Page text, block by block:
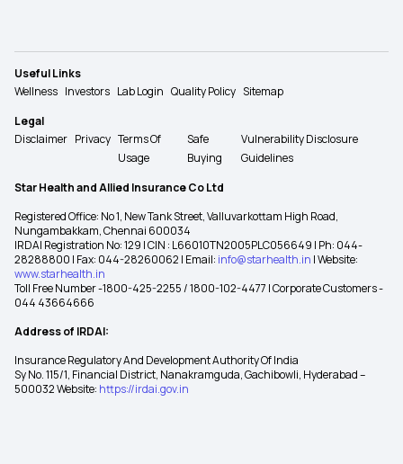
Useful Links
Wellness Investors Lab Login Quality Policy Sitemap
Legal
Disclaimer Privacy Terms Of
Usage
Safe
Buying
Vulnerability Disclosure
Guidelines
Star Health and Allied Insurance Co Ltd
Registered Office: No 1, New Tank Street, Valluvarkottam High Road,
Nungambakkam, Chennai 600034
IRDAI Registration No: 129 | CIN : L66010TN2005PLC056649 | Ph: 044-
28288800 | Fax: 044-28260062 | Email: info@starhealth.in | Website:
www.starhealth.in
Toll Free Number -1800-425-2255 / 1800-102-4477 | Corporate Customers -
044 43664666
Address of IRDAI:
Insurance Regulatory And Development Authority Of India
Sy No. 115/1, Financial District, Nanakramguda, Gachibowli, Hyderabad –
500032 Website: https://irdai.gov.in